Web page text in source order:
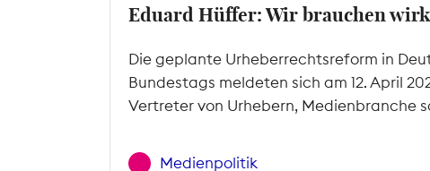
Eduard Hüffer: Wir brauchen
Die geplante Urheberrechtsreform in
Bundestags meldeten sich am 12. April
Vertreter von Urhebern, Medienbranche
Medienpolitik